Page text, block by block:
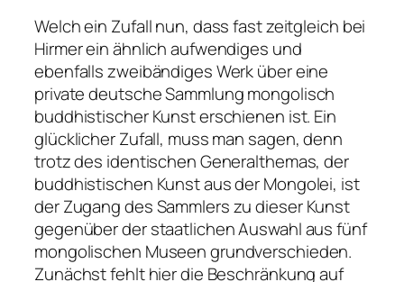
Welch ein Zufall nun, dass fast zeitgleich bei
Hirmer ein ähnlich aufwendiges und
ebenfalls zweibändiges Werk über eine
private deutsche Sammlung mongolisch
buddhistischer Kunst erschienen ist. Ein
glücklicher Zufall, muss man sagen, denn
trotz des identischen Generalthemas, der
buddhistischen Kunst aus der Mongolei, ist
der Zugang des Sammlers zu dieser Kunst
gegenüber der staatlichen Auswahl aus fünf
mongolischen Museen grundverschieden.
Zunächst fehlt hier die Beschränkung auf